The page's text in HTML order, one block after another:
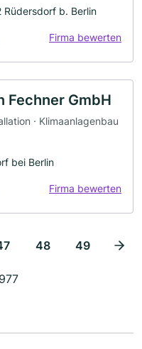
b. Berlin
Firma bewerten
Fechner GmbH
· Klimaanlagenbau
bei Berlin
Firma bewerten
48 49